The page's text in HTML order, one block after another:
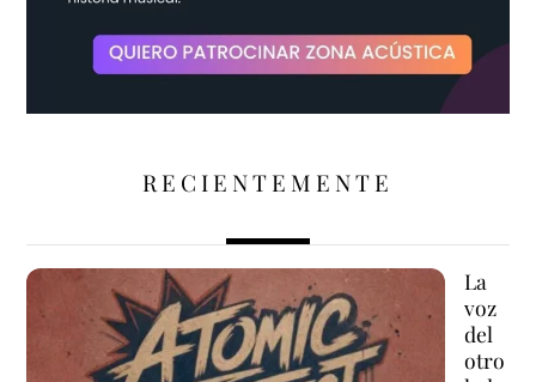
RECIENTEMENTE
La
voz
del
otro